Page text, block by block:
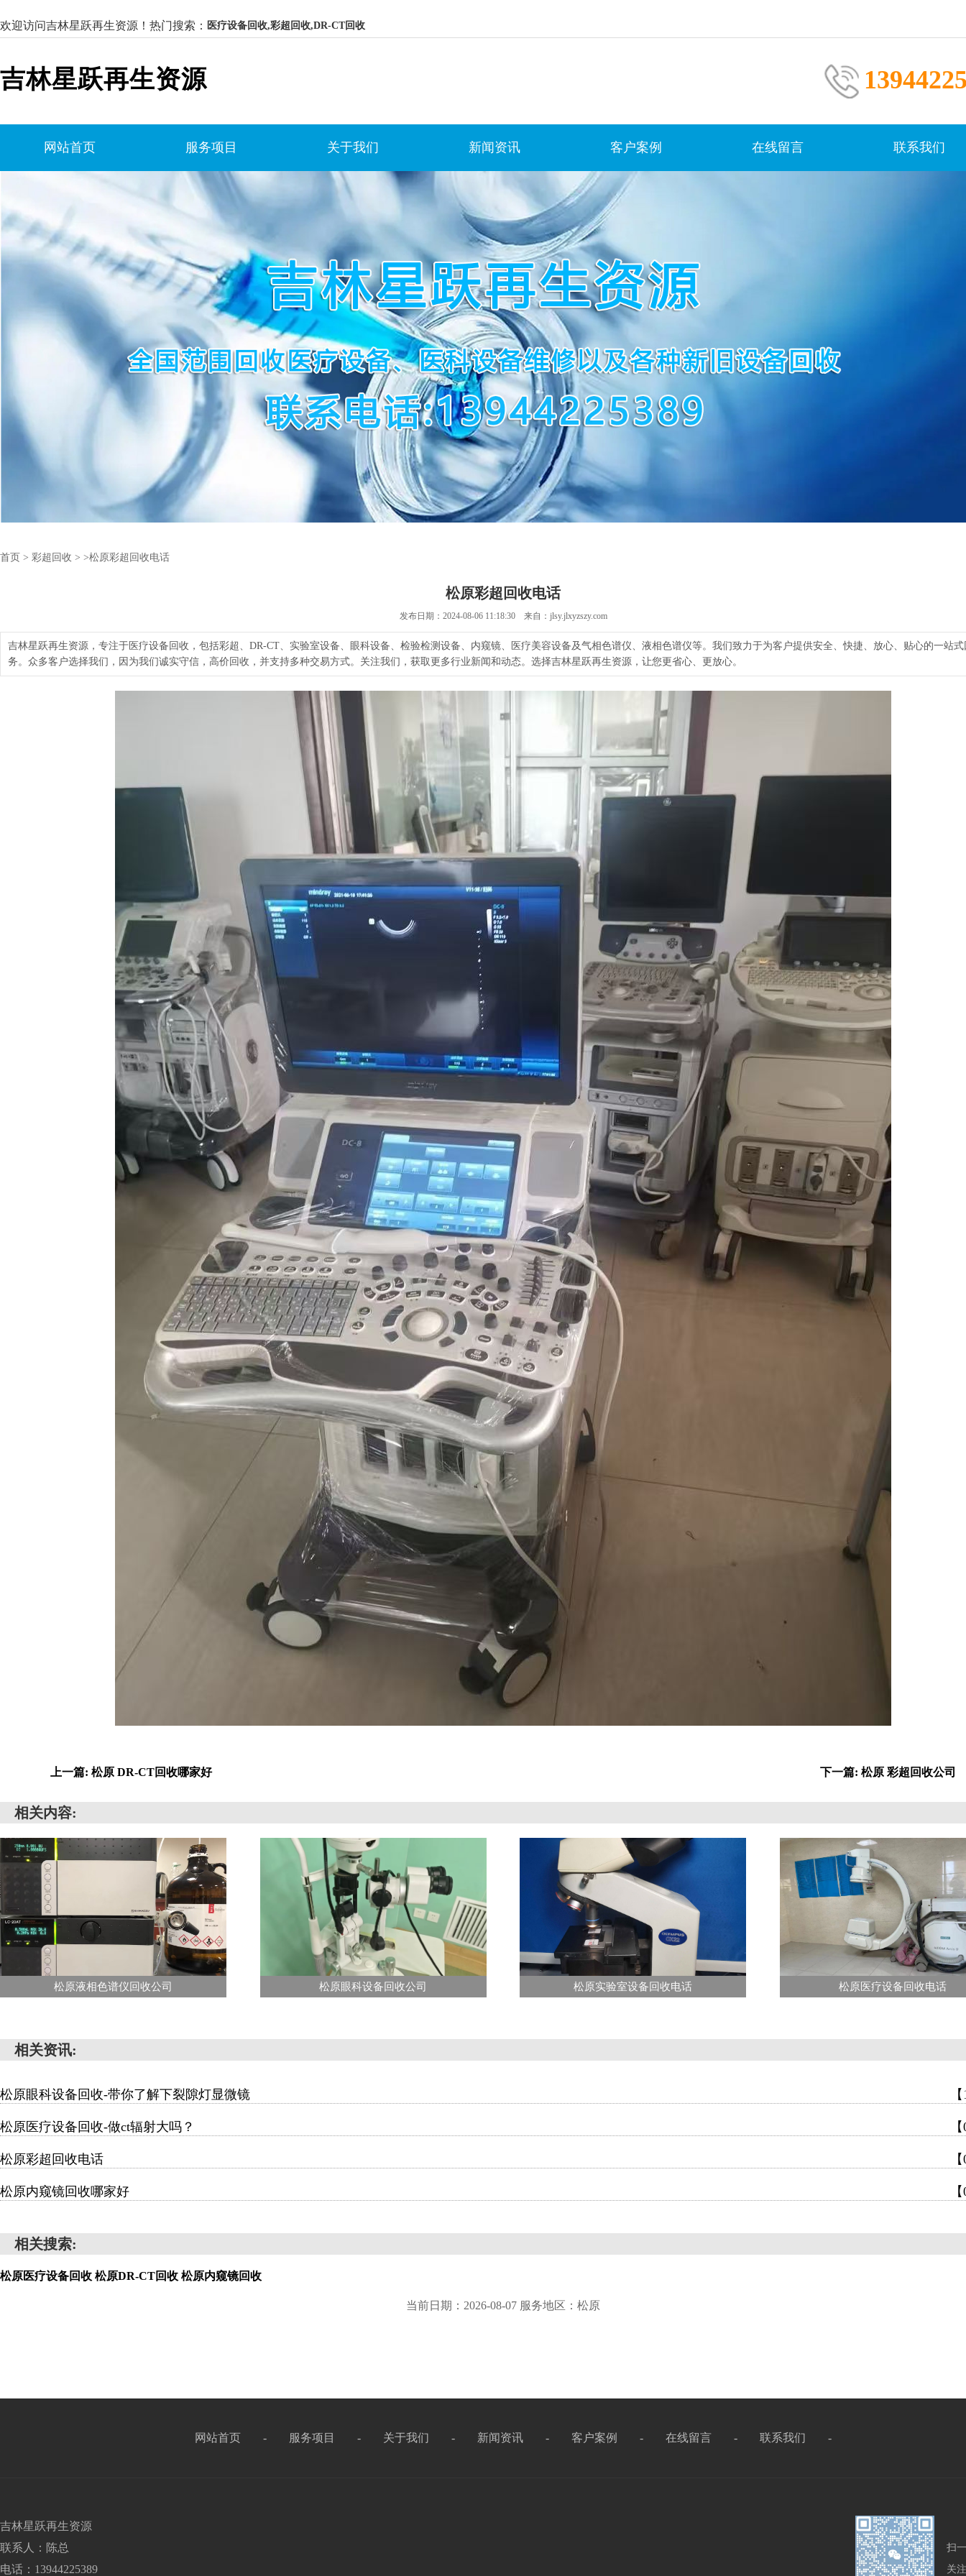
欢迎访问吉林星跃再生资源！ 热门搜索： 医疗设备回收,彩超回收,DR-CT回收
吉林星跃再生资源
网站首页 服务项目 关于我们 新闻资讯 客户案例 在线留言 联系我们
首页 > 彩超回收 > >松原彩超回收电话
松原彩超回收电话
发布日期：2024-08-06 11:18:30 来自：jlsy.jlxyzszy.com
吉林星跃再生资源，专注于医疗设备回收，包括彩超、DR-CT、实验室设备、眼科设备、检验检测设备、内窥镜、医疗美容设备及气相色谱仪、液相色谱仪等。我们致力于为客户提供安全、快捷、放心、贴心的一站
务。众多客户选择我们，因为我们诚实守信，高价回收，并支持多种交易方式。关注我们，获取更多行业新闻和动态。选择吉林星跃再生资源，让您更省心、更放心。
上一篇: 松原 DR-CT回收哪家好 下一篇: 松原 彩超回收公司
相关内容:
松原液相色谱仪回收公司 松原眼科设备回收公司 松原实验室设备回收电话 松原医疗设备回收电话
相关资讯:
松原眼科设备回收-带你了解下裂隙灯显微镜
松原医疗设备回收-做ct辐射大吗？
松原彩超回收电话
松原内窥镜回收哪家好
相关搜索:
松原医疗设备回收 松原DR-CT回收 松原内窥镜回收
当前日期：2026-08-07 服务地区：松原
网站首页 - 服务项目 - 关于我们 - 新闻资讯 - 客户案例 - 在线留言 - 联系我们 -
吉林星跃再生资源
联系人：陈总
电话：13944225389
扫
关